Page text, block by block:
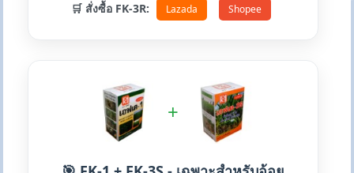
🛒 สั่งซื้อ FK-3R: Lazada Shopee
+